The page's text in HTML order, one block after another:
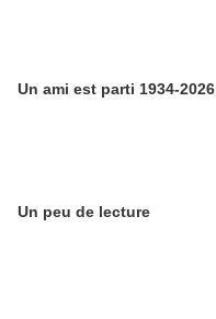
Un ami est parti 1934-2026
Un peu de lecture